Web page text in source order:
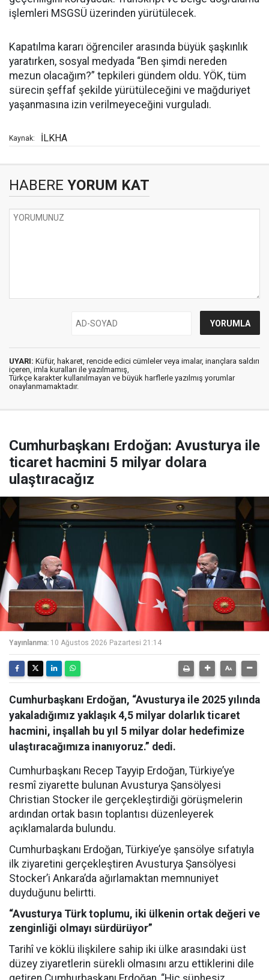
işlemleri MSGSÜ üzerinden yürütülecek.
Kapatılma kararı öğrenciler arasında büyük şaşkınlık
yaratırken, sosyal medyada “Ben şimdi nereden
mezun olacağım?” tepkileri gündem oldu. YÖK, tüm
sürecin şeffaf şekilde yürütüleceğini ve mağduriyet
yaşanmasına izin verilmeyeceğini vurguladı.
Kaynak: İLKHA
HABERE YORUM KAT
UYARI: Küfür, hakaret, rencide edici cümleler veya imalar, inançlara saldırı
içeren, imla kuralları ile yazılmamış,
Türkçe karakter kullanılmayan ve büyük harflerle yazılmış yorumlar
onaylanmamaktadır.
Cumhurbaşkanı Erdoğan: Avusturya ile
ticaret hacmini 5 milyar dolara
ulaştıracağız
Yayınlanma: 10 Ağustos 2026 Pazartesi 21:14
Cumhurbaşkanı Erdoğan, “Avusturya ile 2025 yılında
yakaladığımız yaklaşık 4,5 milyar dolarlık ticaret
hacmini, inşallah bu yıl 5 milyar dolar hedefimize
ulaştıracağımıza inanıyoruz.” dedi.
Cumhurbaşkanı Recep Tayyip Erdoğan, Türkiye’ye
resmî ziyarette bulunan Avusturya Şansölyesi
Christian Stocker ile gerçekleştirdiği görüşmelerin
ardından ortak basın toplantısı düzenleyerek
açıklamalarda bulundu.
Cumhurbaşkanı Erdoğan, Türkiye’ye şansölye sıfatıyla
ilk ziyaretini gerçekleştiren Avusturya Şansölyesi
Stocker’i Ankara’da ağırlamaktan memnuniyet
duyduğunu belirtti.
“Avusturya Türk toplumu, iki ülkenin ortak değeri ve
zenginliği olmayı sürdürüyor”
Tarihî ve köklü ilişkilere sahip iki ülke arasındaki üst
düzey ziyaretlerin sürekli olmasını arzu ettiklerini dile